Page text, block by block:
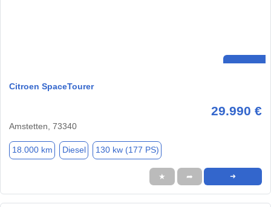
Citroen SpaceTourer
29.990 €
Amstetten, 73340
18.000 km Diesel 130 kw (177 PS)
★ ➦ ➜